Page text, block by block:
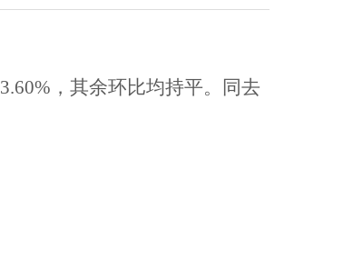
3.60%，其余环比均持平。同去